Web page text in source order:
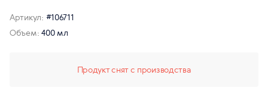
Продукт снят с производства
Артикул: #106711
Объем: 400 мл